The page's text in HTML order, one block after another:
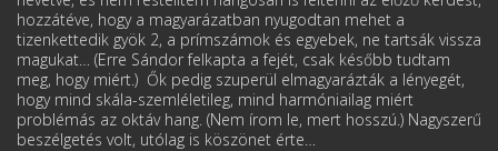
hozzátéve, hogy a magyarázatban nyugodtan mehet a
tizenkettedik gyök 2, a prímszámok és egyebek, ne tartsák vissza
magukat… (Erre Sándor felkapta a fejét, csak később tudtam
meg, hogy miért.) Ők pedig szuperül elmagyarázták a lényegét,
hogy mind skála-szemléletileg, mind harmóniailag miért
problémás az oktáv hang. (Nem írom le, mert hosszú.) Nagyszerű
beszélgetés volt, utólag is köszönet érte…